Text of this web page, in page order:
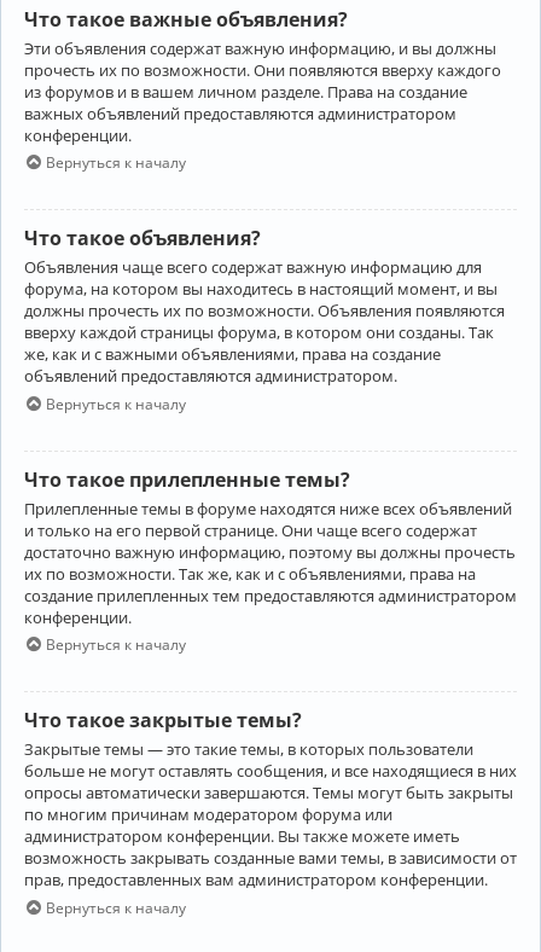
Что такое важные объявления?
Эти объявления содержат важную информацию, и вы должны
прочесть их по возможности. Они появляются вверху каждого
из форумов и в вашем личном разделе. Права на создание
важных объявлений предоставляются администратором
конференции.
Вернуться к началу
Что такое объявления?
Объявления чаще всего содержат важную информацию для
форума, на котором вы находитесь в настоящий момент, и вы
должны прочесть их по возможности. Объявления появляются
вверху каждой страницы форума, в котором они созданы. Так
же, как и с важными объявлениями, права на создание
объявлений предоставляются администратором.
Вернуться к началу
Что такое прилепленные темы?
Прилепленные темы в форуме находятся ниже всех объявлений
и только на его первой странице. Они чаще всего содержат
достаточно важную информацию, поэтому вы должны прочесть
их по возможности. Так же, как и с объявлениями, права на
создание прилепленных тем предоставляются администратором
конференции.
Вернуться к началу
Что такое закрытые темы?
Закрытые темы — это такие темы, в которых пользователи
больше не могут оставлять сообщения, и все находящиеся в них
опросы автоматически завершаются. Темы могут быть закрыты
по многим причинам модератором форума или
администратором конференции. Вы также можете иметь
возможность закрывать созданные вами темы, в зависимости от
прав, предоставленных вам администратором конференции.
Вернуться к началу